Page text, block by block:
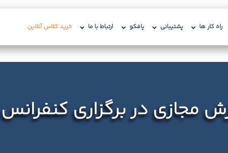
راه کار ها پشتیبانی پافکو ارتباط با ما خرید کلاس آنلاین
مجازی در برگزاری کنفرانس